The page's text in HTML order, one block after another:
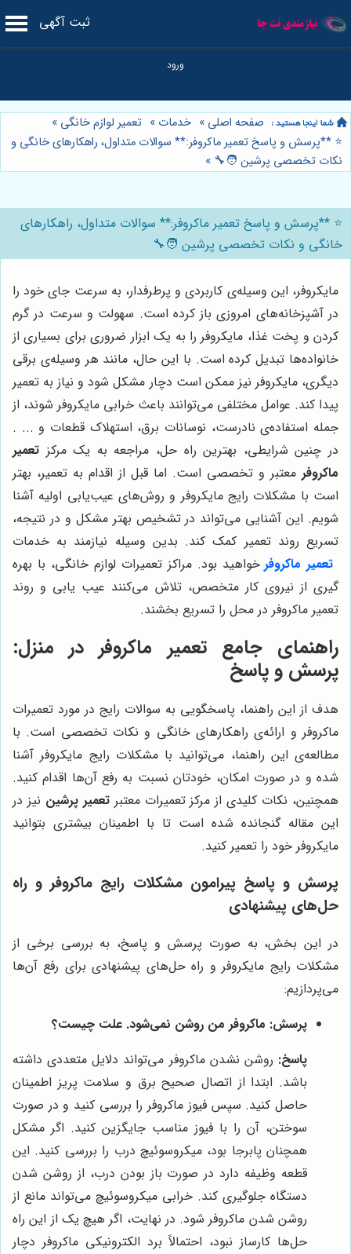
ثبت آگهی
صفحه اصلی » خدمات » تعمیر لوازم خانگی »
⭐️ **پرسش و پاسخ تعمیر ماکروفر:** سوالات متداول، راهکارهای خانگی و
نکات تخصصی پرشین 🧑‍🔧 »
⭐️ **پرسش و پاسخ تعمیر ماکروفر:** سوالات متداول، راهکارهای
خانگی و نکات تخصصی پرشین 🧑‍🔧
مایکروفر، این وسیله‌ی کاربردی و پرطرفدار، به سرعت جای خود را
در آشپزخانه‌های امروزی باز کرده است. سهولت و سرعت در گرم
کردن و پخت غذا، مایکروفر را به یک ابزار ضروری برای بسیاری از
خانواده‌ها تبدیل کرده است. با این حال، مانند هر وسیله‌ی برقی
دیگری، مایکروفر نیز ممکن است دچار مشکل شود و نیاز به تعمیر
پیدا کند. عوامل مختلفی می‌توانند باعث خرابی مایکروفر شوند، از
جمله استفاده‌ی نادرست، نوسانات برق، استهلاک قطعات و ... .
در چنین شرایطی، بهترین راه حل، مراجعه به یک مرکز تعمیر
ماکروفر معتبر و تخصصی است. اما قبل از اقدام به تعمیر، بهتر
است با مشکلات رایج مایکروفر و روش‌های عیب‌یابی اولیه آشنا
شویم. این آشنایی می‌تواند در تشخیص بهتر مشکل و در نتیجه،
تسریع روند تعمیر کمک کند. بدین وسیله نیازمند به خدمات
تعمیر ماکروفر خواهید بود. مراکز تعمیرات لوازم خانگی، با بهره
گیری از نیروی کار متخصص، تلاش می‌کنند عیب یابی و روند
تعمیر ماکروفر در محل را تسریع بخشند.
راهنمای جامع تعمیر ماکروفر در منزل:
پرسش و پاسخ
هدف از این راهنما، پاسخگویی به سوالات رایج در مورد تعمیرات
ماکروفر و ارائه‌ی راهکارهای خانگی و نکات تخصصی است. با
مطالعه‌ی این راهنما، می‌توانید با مشکلات رایج مایکروفر آشنا
شده و در صورت امکان، خودتان نسبت به رفع آن‌ها اقدام کنید.
همچنین، نکات کلیدی از مرکز تعمیرات معتبرتعمیر پرشین نیز در
این مقاله گنجانده شده است تا با اطمینان بیشتری بتوانید
مایکروفر خود را تعمیر کنید.
پرسش و پاسخ پیرامون مشکلات رایج ماکروفر و راه
حل‌های پیشنهادی
در این بخش، به صورت پرسش و پاسخ، به بررسی برخی از
مشکلات رایج مایکروفر و راه حل‌های پیشنهادی برای رفع آن‌ها
می‌پردازیم:
پرسش: ماکروفر من روشن نمی‌شود. علت چیست؟
پاسخ: روشن نشدن ماکروفر می‌تواند دلایل متعددی داشته
باشد. ابتدا از اتصال صحیح برق و سلامت پریز اطمینان
حاصل کنید. سپس فیوز ماکروفر را بررسی کنید و در صورت
سوختن، آن را با فیوز مناسب جایگزین کنید. اگر مشکل
همچنان پابرجا بود، میکروسوئیچ درب را بررسی کنید. این
قطعه وظیفه دارد در صورت باز بودن درب، از روشن شدن
دستگاه جلوگیری کند. خرابی میکروسوئیچ می‌تواند مانع از
روشن شدن ماکروفر شود. در نهایت، اگر هیچ یک از این راه
حل‌ها کارساز نبود، احتمالاً برد الکترونیکی ماکروفر دچار